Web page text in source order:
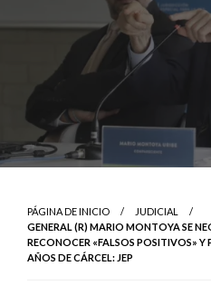
PÁGINA DE INICIO
JUDICIAL
GENERAL (R) MARIO MONTOYA SE
RECONOCER «FALSOS POSITIVOS»
AÑOS DE CÁRCEL: JEP